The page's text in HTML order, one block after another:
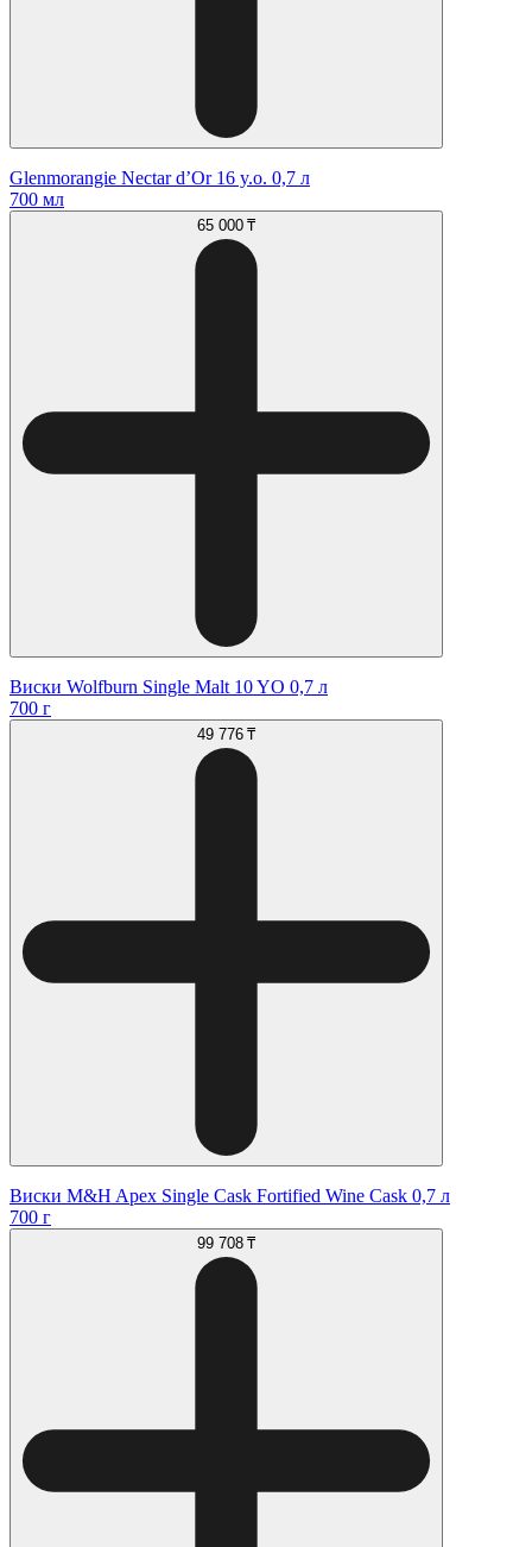
Glenmorangie Nectar d’Or 16 y.o. 0,7 л
700 мл
65 000 ₸
Виски Wolfburn Single Malt 10 YO 0,7 л
700 г
49 776 ₸
Виски M&H Apex Single Cask Fortified Wine Cask 0,7 л
700 г
99 708 ₸